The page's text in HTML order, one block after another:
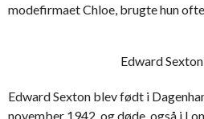
modefirmaet Chloe, brugte hun
Edward
Edward Sexton blev født i
november 1942, og døde, også i